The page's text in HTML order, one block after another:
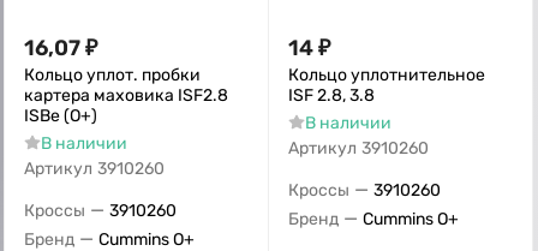
16,07₽
Кольцо уплот. пробки
картера маховика ISF2.8
ISBe (О+)
В наличии
Артикул 3910260
Кроссы — 3910260
Бренд — Cummins O+
14₽
Кольцо уплотнительное
ISF 2.8, 3.8
В наличии
Артикул 3910260
Кроссы — 3910260
Бренд — Cummins O+